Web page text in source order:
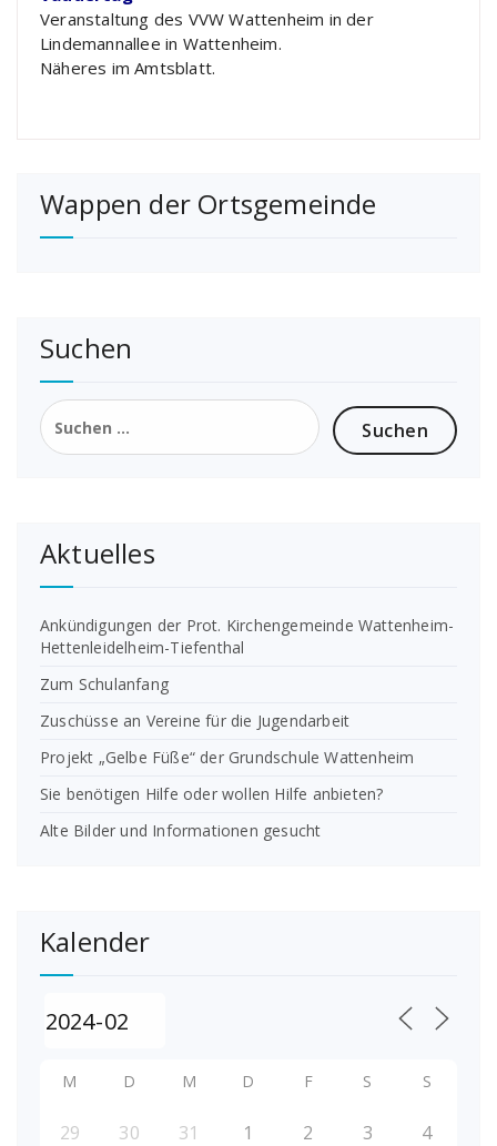
Veranstaltung des VVW Wattenheim in der
Lindemannallee in Wattenheim.
Näheres im Amtsblatt.
Wappen der Ortsgemeinde
Suchen
Suchen
nach:
Aktuelles
Ankündigungen der Prot. Kirchengemeinde Wattenheim-
Hettenleidelheim-Tiefenthal
Zum Schulanfang
Zuschüsse an Vereine für die Jugendarbeit
Projekt „Gelbe Füße“ der Grundschule Wattenheim
Sie benötigen Hilfe oder wollen Hilfe anbieten?
Alte Bilder und Informationen gesucht
Kalender
M D M D F S S
29 30 31 1 2 3 4